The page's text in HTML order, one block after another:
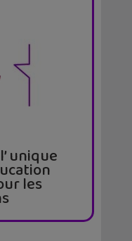
unique
les